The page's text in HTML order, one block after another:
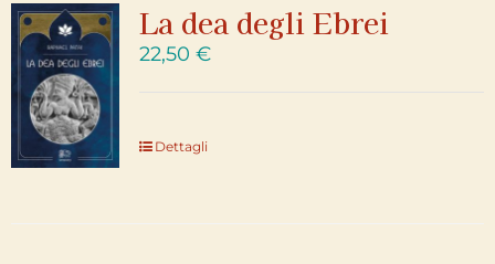
La dea degli Ebrei
22,50 €
Dettagli